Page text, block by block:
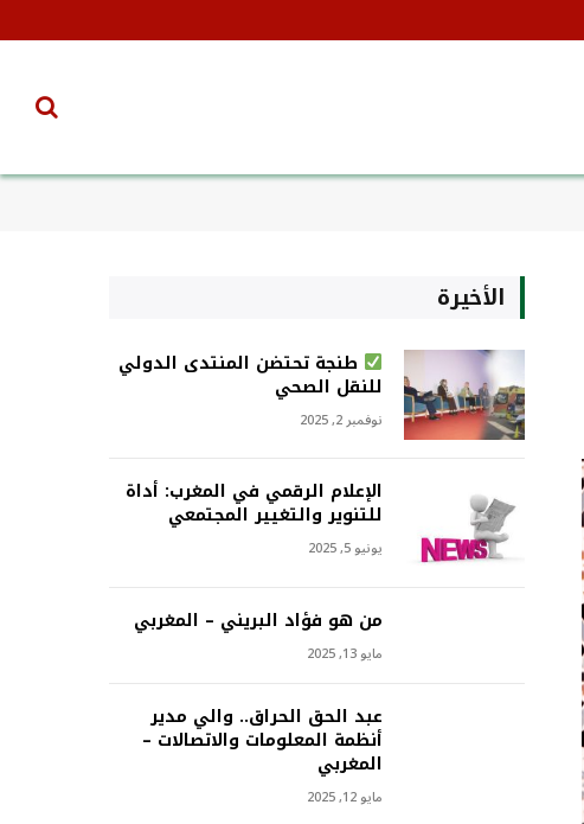
الأخيرة
طنجة تحتضن المنتدى الدولي
للنقل الصحي
نوفمبر 2, 2025
الإعلام الرقمي في المغرب: أداة
للتنوير والتغيير المجتمعي
يونيو 5, 2025
من هو فؤاد البريني – المغربي
مايو 13, 2025
عبد الحق الحراق.. والي مدير
أنظمة المعلومات والاتصالات –
المغربي
مايو 12, 2025